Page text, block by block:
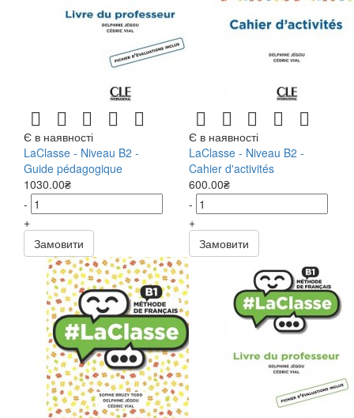
Є в наявності
LaClasse - Niveau B2 -
Guide pédagogique
1030.00₴
-
+
Замовити
Є в наявності
LaClasse - Niveau B2 -
Cahier d'activités
600.00₴
-
+
Замовити